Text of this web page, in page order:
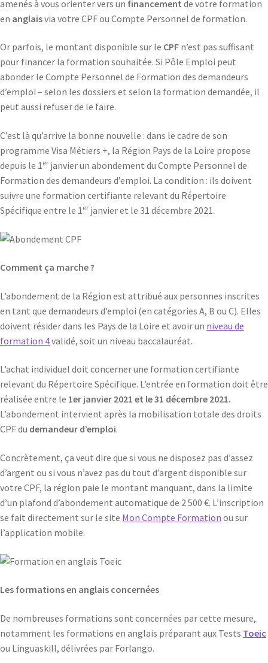
amenés à vous orienter vers un financement de votre formation
en anglaisvia votre CPF ou Compte Personnel de formation.
Or parfois, le montant disponible sur le CPF n’est pas suffisant
pour financer la formation souhaitée. Si Pôle Emploi peut
abonder le Compte Personnel de Formation des demandeurs
d’emploi – selon les dossiers et selon la formation demandée, il
peut aussi refuser de le faire.
C’est là qu’arrive la bonne nouvelle : dans le cadre de son
programme Visa Métiers +, la Région Pays de la Loire propose
depuis le 1 er janvier un abondement du Compte Personnel de
Formation des demandeurs d’emploi. La condition : ils doivent
suivre une formation certifiante relevant du Répertoire
Spécifique entre le 1 er janvier et le 31 décembre 2021.
Comment ça marche ?
L’abondement de la Région est attribué aux personnes inscrites
en tant que demandeurs d’emploi (en catégories A, B ou C). Elles
doivent résider dans les Pays de la Loire et avoir un niveau de
formation 4validé, soit un niveau baccalauréat.
L’achat individuel doit concerner une formation certifiante
relevant du Répertoire Spécifique. L’entrée en formation doit être
réalisée entre le 1er janvier 2021 et le 31 décembre 2021.
L’abondement intervient après la mobilisation totale des droits
CPF du demandeur d’emploi.
Concrètement, ça veut dire que si vous ne disposez pas d’assez
d’argent ou si vous n’avez pas du tout d’argent disponible sur
votre CPF, la région paie le montant manquant, dans la limite
d’un plafond d’abondement automatique de 2 500 €. L’inscription
se fait directement sur le site Mon Compte Formation ou sur
l’application mobile.
Les formations en anglais concernées
De nombreuses formations sont concernées par cette mesure,
notamment les formations en anglais préparant aux Tests Toeic
ou Linguaskill, délivrées par Forlango.